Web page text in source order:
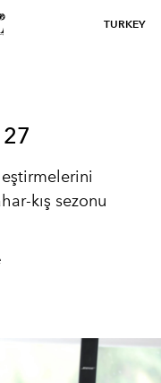
TURKEY
kış sezonu